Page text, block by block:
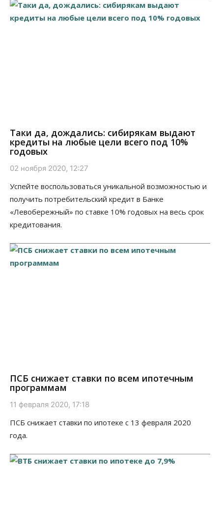
Таки да, дождались: сибирякам выдают
кредиты на любые цели всего под 10%
годовых
02 ноября 2020, 12:27
Успейте воспользоваться уникальной возможностью и
получить потребительский кредит в Банке
«Левобережный» по ставке 10% годовых на весь срок
кредитования.
ПСБ снижает ставки по всем ипотечным
программам
11 февраля 2020, 17:18
ПСБ снижает ставки по ипотеке с 13 февраля 2020
года.